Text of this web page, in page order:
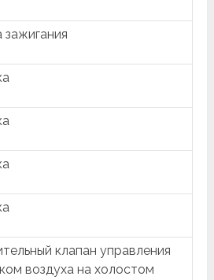
зажигания
клапан управления
воздуха на холостом